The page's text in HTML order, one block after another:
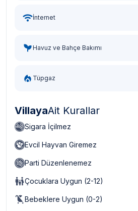
İnternet
Havuz ve Bahçe Bakımı
Tüpgaz
VillayaAit Kurallar
Sigara İçilmez
Evcil Hayvan Giremez
Parti Düzenlenemez
Çocuklara Uygun (2-12)
Bebeklere Uygun (0-2)